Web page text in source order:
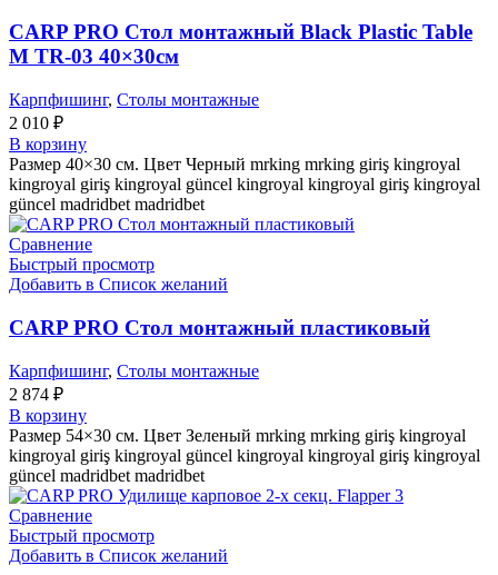
CARP PRO Стол монтажный Black Plastic Table
M TR-03 40×30см
Карпфишинг, Столы монтажные
2 010 ₽
В корзину
Размер 40×30 см. Цвет Черный mrking mrking giriş kingroyal
kingroyal giriş kingroyal güncel kingroyal kingroyal giriş kingroyal
güncel madridbet madridbet
Сравнение
Быстрый просмотр
Добавить в Список желаний
CARP PRO Стол монтажный пластиковый
Карпфишинг, Столы монтажные
2 874 ₽
В корзину
Размер 54×30 см. Цвет Зеленый mrking mrking giriş kingroyal
kingroyal giriş kingroyal güncel kingroyal kingroyal giriş kingroyal
güncel madridbet madridbet
Сравнение
Быстрый просмотр
Добавить в Список желаний